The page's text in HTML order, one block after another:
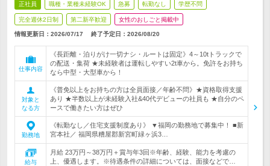
正社員 職種・業種未経験OK 急募 転勤なし 学歴不問
完全週休2日制 第二新卒歓迎 女性のおしごと掲載中
情報更新日：2026/07/17 終了予定日： 2026/08/20
仕事内容
《長距離・泊りがけ一切ナシ・ルートは固定》4～10tトラックで
の配送・集荷 ★未経験者は運転しやすい2t車から。免許をお持ち
なら中型・大型車から！
対象と
なる方
《普免以上をお持ちの方は全員面接／年齢不問》★資格取得支援
あり ★半数以上が未経験入社&40代デビューの社員も ★自分のペ
ースで働きたい方はぜひ
勤務地
《転勤なし／住宅支援制度あり》 ▼福岡の勤務地で募集中！ ■新
宮本社／ 福岡県糟屋郡新宮町緑ヶ浜3…
給与
月給 23万円～38万円＋賞与年3回※年齢、経験、能力を考慮の
上、優遇します。※待遇条件の詳細については、面接などで…